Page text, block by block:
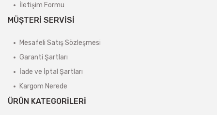
İletişim Formu
MÜŞTERİ SERVİSİ
Mesafeli Satış Sözleşmesi
Garanti Şartları
İade ve İptal Şartları
Kargom Nerede
ÜRÜN KATEGORİLERİ